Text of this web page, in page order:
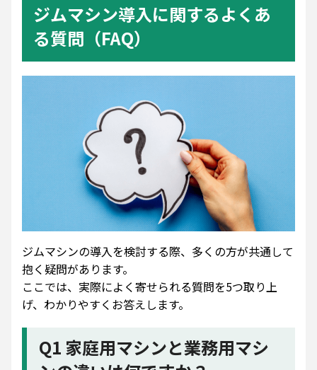
ジムマシン導入に関するよくあ
る質問（FAQ）
ジムマシンの導入を検討する際、多くの方が共通して
抱く疑問があります。
ここでは、実際によく寄せられる質問を5つ取り上
げ、わかりやすくお答えします。
Q1 家庭用マシンと業務用マシ